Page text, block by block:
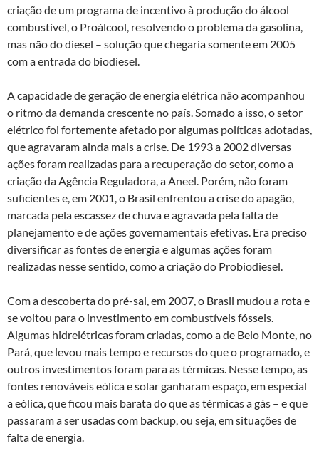
criação de um programa de incentivo à produção do álcool
combustível, o Proálcool, resolvendo o problema da gasolina,
mas não do diesel – solução que chegaria somente em 2005
com a entrada do biodiesel.
A capacidade de geração de energia elétrica não acompanhou
o ritmo da demanda crescente no país. Somado a isso, o setor
elétrico foi fortemente afetado por algumas políticas adotadas,
que agravaram ainda mais a crise. De 1993 a 2002 diversas
ações foram realizadas para a recuperação do setor, como a
criação da Agência Reguladora, a Aneel. Porém, não foram
suficientes e, em 2001, o Brasil enfrentou a crise do apagão,
marcada pela escassez de chuva e agravada pela falta de
planejamento e de ações governamentais efetivas. Era preciso
diversificar as fontes de energia e algumas ações foram
realizadas nesse sentido, como a criação do Probiodiesel.
Com a descoberta do pré-sal, em 2007, o Brasil mudou a rota e
se voltou para o investimento em combustíveis fósseis.
Algumas hidrelétricas foram criadas, como a de Belo Monte, no
Pará, que levou mais tempo e recursos do que o programado, e
outros investimentos foram para as térmicas. Nesse tempo, as
fontes renováveis eólica e solar ganharam espaço, em especial
a eólica, que ficou mais barata do que as térmicas a gás – e que
passaram a ser usadas com backup, ou seja, em situações de
falta de energia.